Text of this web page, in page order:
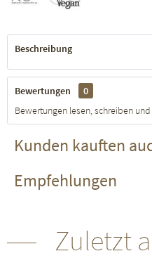
Beschreibung
Bewertungen
0
Bewertungen lesen, schreiben
Kunden kauften
Empfehlungen
Zuletzt